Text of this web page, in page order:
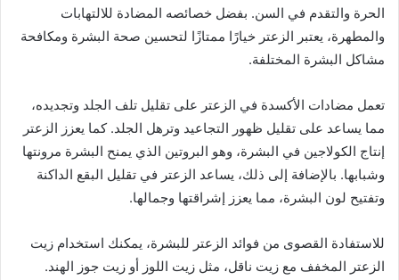
الحرة والتقدم في السن. بفضل خصائصه المضادة للالتهابات
والمطهرة، يعتبر الزعتر خيارًا ممتازًا لتحسين صحة البشرة ومكافحة
مشاكل البشرة المختلفة.
تعمل مضادات الأكسدة في الزعتر على تقليل تلف الجلد وتجديده،
مما يساعد على تقليل ظهور التجاعيد وترهل الجلد. كما يعزز الزعتر
إنتاج الكولاجين في البشرة، وهو البروتين الذي يمنح البشرة مرونتها
وشبابها. بالإضافة إلى ذلك، يساعد الزعتر في تقليل البقع الداكنة
وتفتيح لون البشرة، مما يعزز إشراقتها وجمالها.
للاستفادة القصوى من فوائد الزعتر للبشرة، يمكنك استخدام زيت
الزعتر المخفف مع زيت ناقل، مثل زيت اللوز أو زيت جوز الهند.